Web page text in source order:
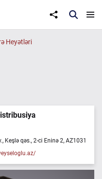
Heyətləri
Keşlə qəs., 2-ci Eninə 2, AZ1031